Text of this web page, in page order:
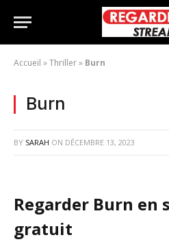
Accueil »Thriller» Burn
Burn
BY SARAH ON DÉCEMBRE 13, 2023
Regarder Burn en
gratuit